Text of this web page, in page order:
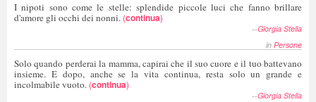
I nipoti sono come le stelle: splendide piccole luci che fanno brillare
d'amore gli occhi dei nonni. (continua)
--Giorgia Stella
in Persone
Solo quando perderai la mamma, capirai che il suo cuore e il tuo battevano
insieme. E dopo, anche se la vita continua, resta solo un grande e
incolmabile vuoto. (continua)
--Giorgia Stella